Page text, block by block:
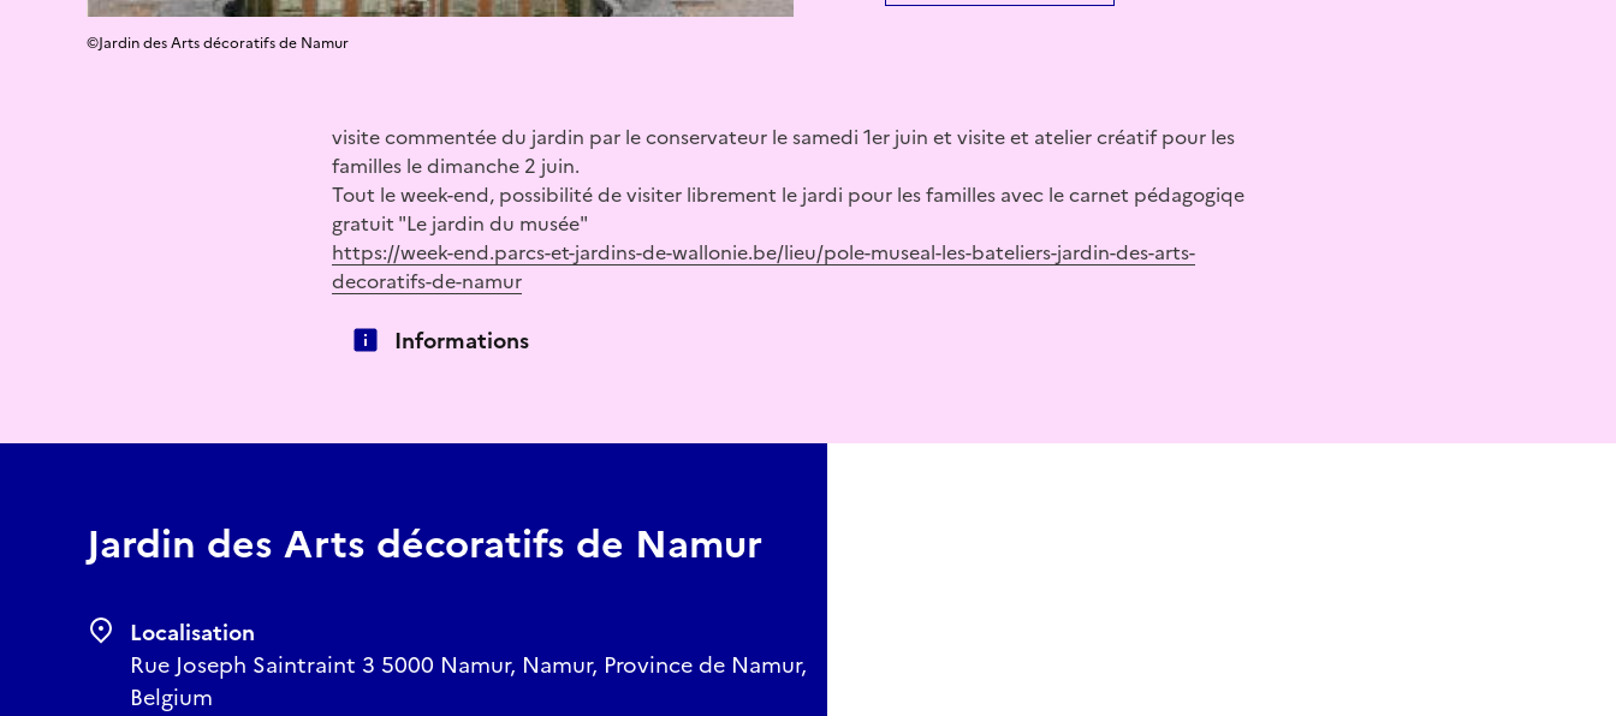
©Jardin des Arts décoratifs de Namur
visite commentée du jardin par le conservateur le samedi 1er juin et visite et atelier créatif pour les
familles le dimanche 2 juin.
Tout le week-end, possibilité de visiter librement le jardi pour les familles avec le carnet pédagogiqe
gratuit "Le jardin du musée"
https://week-end.parcs-et-jardins-de-wallonie.be/lieu/pole-museal-les-bateliers-jardin-des-arts-
decoratifs-de-namur
Informations
Jardin des Arts décoratifs de Namur
Localisation
Rue Joseph Saintraint 3 5000 Namur, Namur, Province de Namur,
Belgium